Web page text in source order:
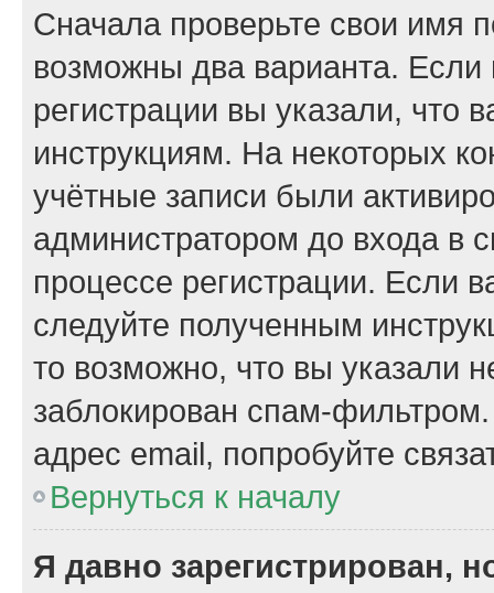
Сначала проверьте свои имя
возможны два варианта.
регистрации вы указали, что
инструкциям. На некоторых
учётные записи были
администратором до входа в
процессе регистрации. Если
следуйте полученным
то возможно, что вы указали
заблокирован спам-
адрес email, попробуйте
Вернуться к началу
Я давно зарегистрирован,